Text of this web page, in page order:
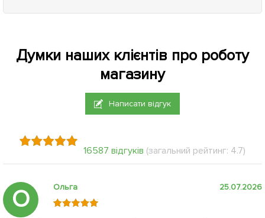
Думки наших клієнтів про роботу
магазину
Написати відгук
16587 відгуків (загальний рейтинг: 4.7)
О Ольга 25.07.2026